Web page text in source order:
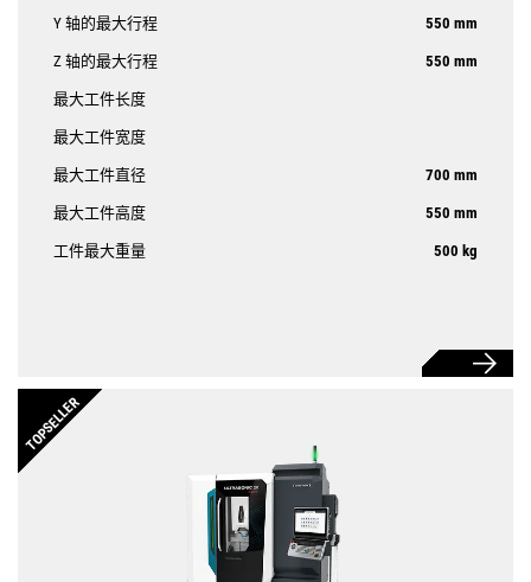
Y 轴的最大行程 550 mm
Z 轴的最大行程 550 mm
最大工件长度
最大工件宽度
最大工件直径 700 mm
最大工件高度 550 mm
工件最大重量 500 kg
TOPSELLER